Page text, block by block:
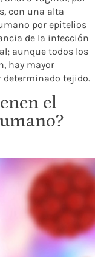
con una alta
por epitelios
de la infección
aunque todos los
hay mayor
determinado tejido.
el